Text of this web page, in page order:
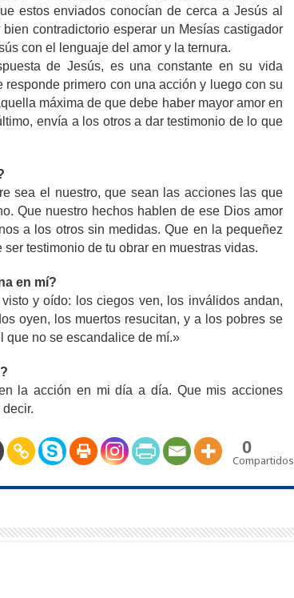
estos enviados conocían de cerca a Jesús al
contradictorio esperar un Mesías castigador
con el lenguaje del amor y la ternura.
de Jesús, es una constante en su vida
primero con una acción y luego con su
máxima de que debe haber mayor amor en
envía a los otros a dar testimonio de lo que
sea el nuestro, que sean las acciones las que
Que nuestro hechos hablen de ese Dios amor
a los otros sin medidas. Que en la pequeñez
testimonio de tu obrar en muestras vidas.
en mí?
y oído: los ciegos ven, los inválidos andan,
oyen, los muertos resucitan, y a los pobres se
que no se escandalice de mí.»
la acción en mi día a día. Que mis acciones
0
Compartidos